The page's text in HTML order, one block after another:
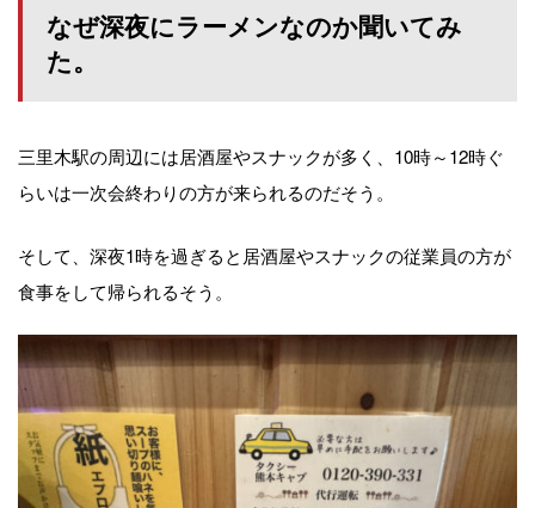
なぜ深夜にラーメンなのか聞いてみ
た。
三里木駅の周辺には居酒屋やスナックが多く、10時～12時ぐ
らいは一次会終わりの方が来られるのだそう。
そして、深夜1時を過ぎると居酒屋やスナックの従業員の方が
食事をして帰られるそう。